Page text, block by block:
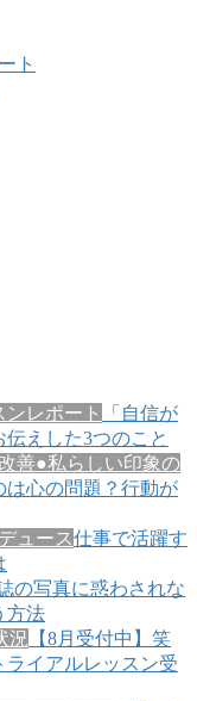
ト
レポート
「自信が
えした3つのこと
善●私らしい印象の
は心の問題？行動が
ュース仕事で活躍す
の写真に惑わされな
方法
況
【8月受付中】笑
イアルレッスン受